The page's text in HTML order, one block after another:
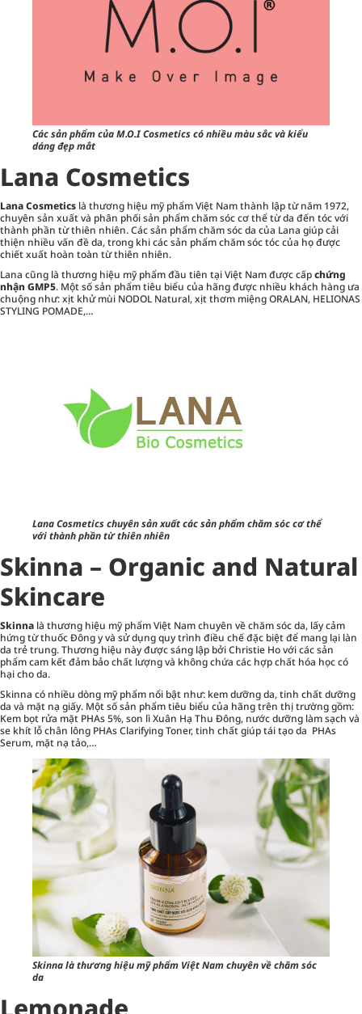
Các sản phẩm của M.O.I Cosmetics có nhiều màu sắc và kiểu
dáng đẹp mắt
Lana Cosmetics
Lana Cosmetics là thương hiệu mỹ phẩm Việt Nam thành lập từ năm 1972,
chuyên sản xuất và phân phối sản phẩm chăm sóc cơ thể từ da đến tóc với
thành phần từ thiên nhiên. Các sản phẩmchăm sóc da của Lana giúp cải
thiện nhiều vấn đề da, trong khi các sản phẩm chăm sóc tóc của họ được
chiết xuất hoàn toàn từ thiên nhiên.
Lana cũng là thương hiệu mỹ phẩm đầu tiên tại Việt Nam được cấpchứng
nhận GMP5. Một số sản phẩm tiêu biểu của hãng được nhiều khách hàng ưa
chuộng như: xịt khử mùi NODOL Natural, xịt thơm miệng ORALAN, HELIONAS
STYLING POMADE,…
Lana Cosmetics chuyên sản xuất các sản phẩm chăm sóc cơ thể
với thành phần từ thiên nhiên
Skinna – Organic and Natural
Skincare
Skinna là thương hiệu mỹ phẩm Việt Nam chuyên về chăm sóc da, lấy cảm
hứng từ thuốc Đông y và sử dụng quy trình điều chế đặc biệt để mang lại làn
da trẻ trung. Thương hiệu này được sáng lập bởi Christie Ho với các sản
phẩm cam kết đảm bảo chất lượng và không chứa các hợp chất hóa học có
hại cho da.
Skinna có nhiều dòng mỹ phẩm nổi bật như: kem dưỡng da, tinh chất dưỡng
da và mặt nạ giấy. Một số sản phẩm tiêu biểu của hãng trên thị trường gồm:
Kem bọt rửa mặt PHAs 5%, son lì Xuân Hạ Thu Đông, nước dưỡng làm sạch và
se khít lỗ chân lông PHAs Clarifying Toner, tinh chất giúp tái tạo da PHAs
Serum, mặt nạ tảo,…
Skinna là thương hiệu mỹ phẩm Việt Nam chuyên về chăm sóc
da